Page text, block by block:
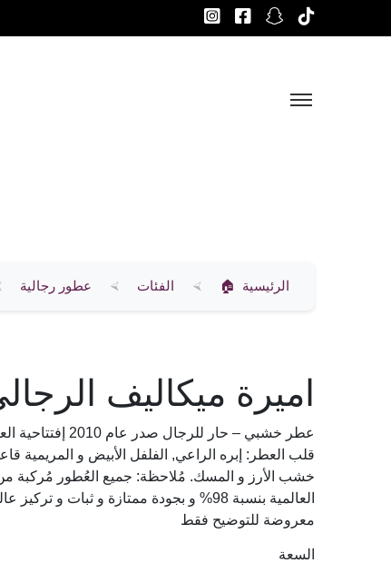
الرئيسية الفئات عطور رجالية
اميرة ميكاليف
عطر خشبي – حار
قلب العطر: إبره الراعي, الفلفل الأبيض و المريمية
خشب الأرز و المسك. مُلاحظة: جميع العُطور مُركبة من
العالمية بنسبة 98% و بجودة ممتازة و
معروضة للتوضيح فقط
السعة